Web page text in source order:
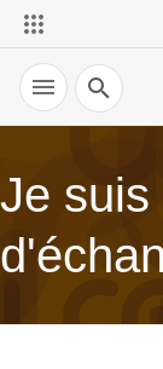
Recherche
Je suis